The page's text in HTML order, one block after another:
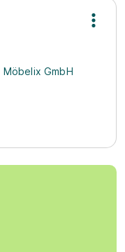
Möbelix GmbH